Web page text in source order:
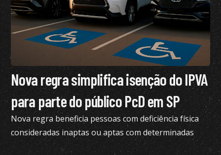
Nova regra simplifica isenção do IPVA
para parte do público PcD em SP
Nova regra beneficia pessoas com deficiência física
consideradas inaptas ou aptas com determinadas
restrições na CNH